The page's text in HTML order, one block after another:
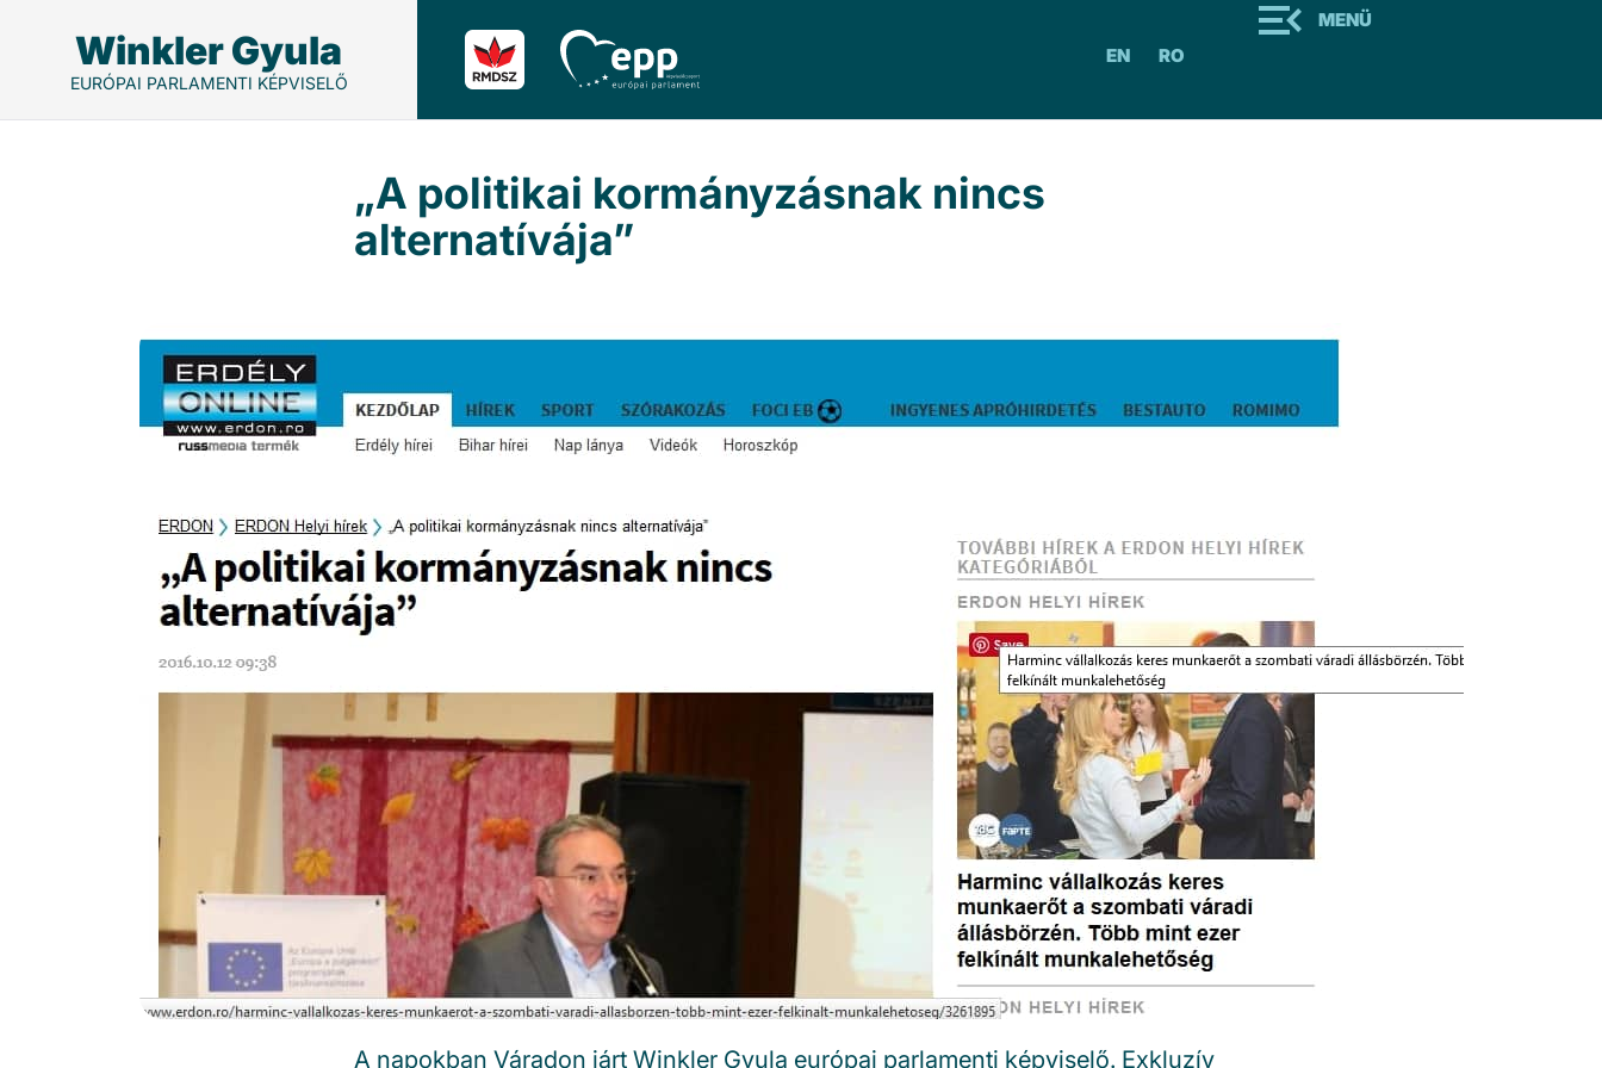
Winkler Gyula
EURÓPAI PARLAMENTI KÉPVISELŐ
EN RO
MENÜ
„A politikai kormányzásnak nincs
alternatívája”
A napokban Váradon járt Winkler Gyula európai parlamenti képviselő. Exkluzív